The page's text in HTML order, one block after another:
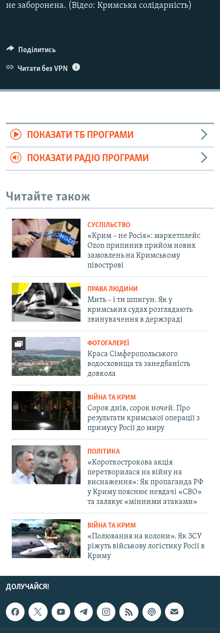
не заборонена. (Відео: Кримська солідарність)
Поділитись
Читати без VPN
ПОКАЗАТИ ТБ ПРОГРАМИ
ПОКАЗАТИ РАДІО ПРОГРАМИ
Читайте також
СУСПІЛЬСТВО
«Крим – не Росія»: маркетплейс
Ozon припинив прийом нових
замовлень на Кримському
півострові
ПРАВА ЛЮДИНИ
Мить – і ти шпигун. Як у
кримських судах розглядають
звинувачення в держзраді
ФОТОГАЛЕРЕЇ
Краса Сімферопольського
водосховища та занедбаність
довкола
ВІЙНА ТА КРИМ
Сорок днів, сорок ночей. Про
результати кримської операції з
примусу Росії до миру
ПОЛІТИКА
«Короткострокова акція
перетворилася на війну на
виснаження»: Як пропаганда РФ
у Криму пояснює невдачі «СВО»
та залякує «мінними атаками»
ВІЙНА ТА КРИМ
«Полювання на колони». Як ЗСУ
ріжуть військову логістику Росії в
Криму
ДОЛУЧАЙСЯ!